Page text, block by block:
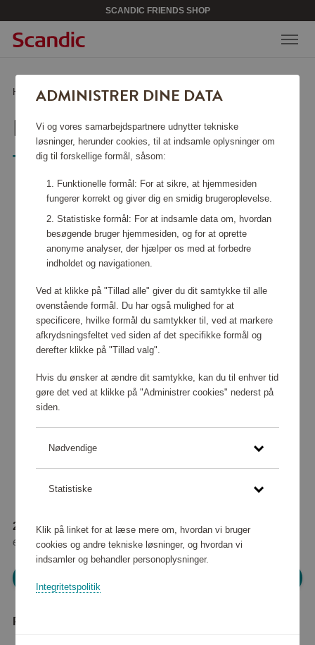
SCANDIC FRIENDS SHOP
Hjem /Sport & fritid/Games & books/Kalaha i træ
KALAHA I TRÆ
Tactic
20 020 point
eller
182 kr
Produktbeskrivelse
ADMINISTRER DINE DATA
Vi og vores samarbejdspartnere udnytter tekniske
løsninger, herunder cookies, til at indsamle oplysninger om
dig til forskellige formål, såsom:
Funktionelle formål: For at sikre, at hjemmesiden
fungerer korrekt og giver dig en smidig brugeroplevelse.
Statistiske formål: For at indsamle data om, hvordan
besøgende bruger hjemmesiden, og for at oprette
anonyme analyser, der hjælper os med at forbedre
indholdet og navigationen.
Ved at klikke på "Tillad alle" giver du dit samtykke til alle
ovenstående formål. Du har også mulighed for at
specificere, hvilke formål du samtykker til, ved at markere
afkrydsningsfeltet ved siden af det specifikke formål og
derefter klikke på "Tillad valg".
Hvis du ønsker at ændre dit samtykke, kan du til enhver tid
gøre det ved at klikke på "Administrer cookies" nederst på
siden.
Nødvendige
Statistiske
Klik på linket for at læse mere om, hvordan vi bruger
cookies og andre tekniske løsninger, og hvordan vi
indsamler og behandler personoplysninger.
Integritetspolitik